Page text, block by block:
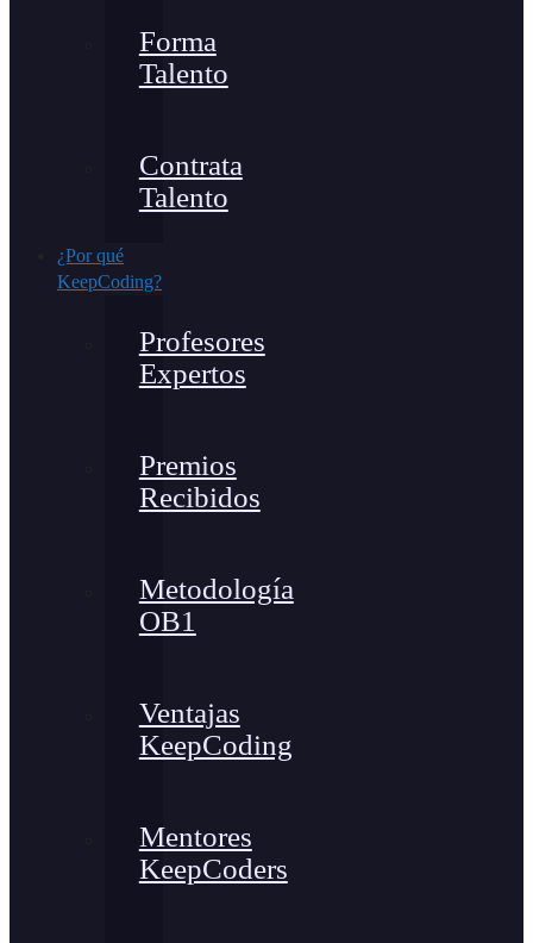
Forma
Talento
Contrata
Talento
¿Por qué
KeepCoding?
Profesores
Expertos
Premios
Recibidos
Metodología
OB1
Ventajas
KeepCoding
Mentores
KeepCoders